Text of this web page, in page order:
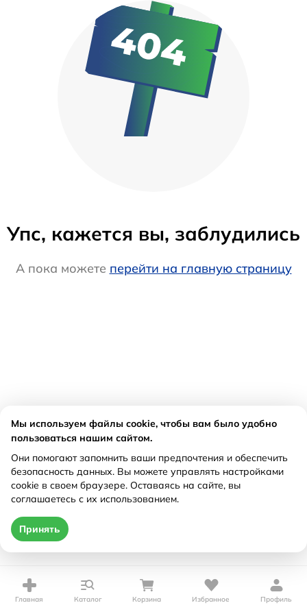
Упс, кажется вы, заблудились
А пока можете перейти на главную страницу
Главная Каталог Корзина Избранное Профиль
Мы используем файлы cookie, чтобы вам было удобно
пользоваться нашим сайтом.
Они помогают запомнить ваши предпочтения и обеспечить
безопасность данных. Вы можете управлять настройками
cookie в своем браузере. Оставаясь на сайте, вы
соглашаетесь с их использованием.
Принять